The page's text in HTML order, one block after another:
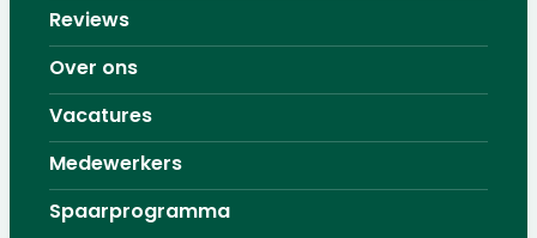
Reviews
Over ons
Vacatures
Medewerkers
Spaarprogramma